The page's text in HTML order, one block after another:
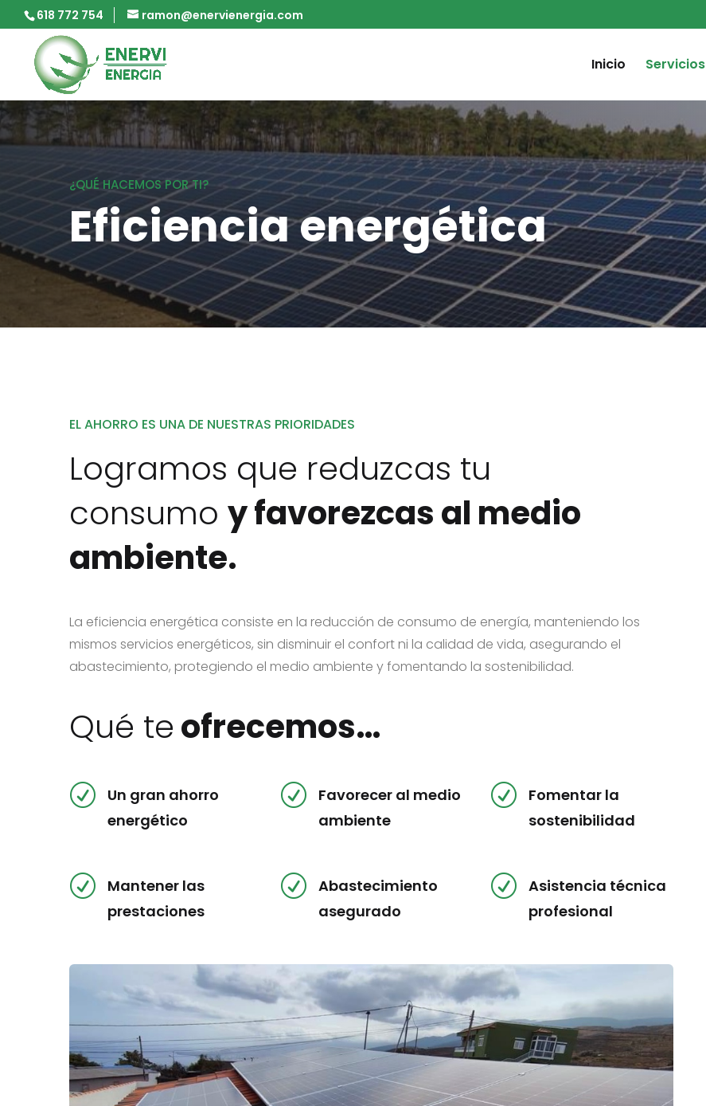
618 772 754 ramon@enervienergia.com
Inicio Servicios
¿QUÉ HACEMOS POR TI?
Eficiencia energética
EL AHORRO ES UNA DE NUESTRAS PRIORIDADES
Logramos que reduzcas tu
consumo y favorezcas al medio
ambiente.
La eficiencia energética consiste en la reducción de consumo de energía, manteniendo los
mismos servicios energéticos, sin disminuir el confort ni la calidad de vida, asegurando el
abastecimiento, protegiendo el medio ambiente y fomentando la sostenibilidad.
Qué teofrecemos…
R
Un gran ahorro
energético
R
Favorecer al medio
ambiente
R
Fomentar la
sostenibilidad
R
Mantener las
prestaciones
R
Abastecimiento
asegurado
R
Asistencia técnica
profesional